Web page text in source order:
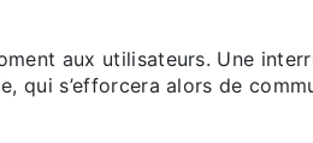
aux utilisateurs. Une
qui s’efforcera alors de